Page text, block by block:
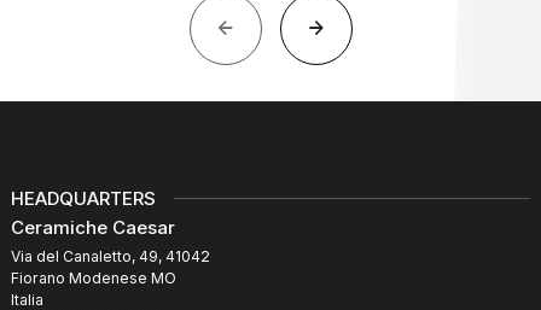
HEADQUARTERS
Ceramiche Caesar
Via del Canaletto, 49, 41042
Fiorano Modenese MO
Italia